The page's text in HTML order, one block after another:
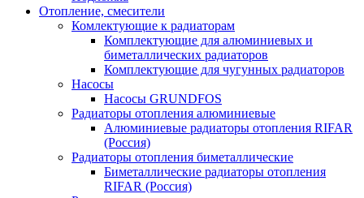
Отопление, смесители
Комлектующие к радиаторам
Комплектующие для алюминиевых и
биметаллических радиаторов
Комплектующие для чугунных радиаторов
Насосы
Насосы GRUNDFOS
Радиаторы отопления алюминиевые
Алюминиевые радиаторы отопления RIFAR
(Россия)
Радиаторы отопления биметаллические
Биметаллические радиаторы отопления
RIFAR (Россия)